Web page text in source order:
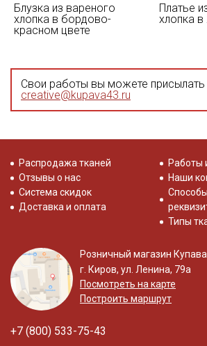
Блузка из вареного
хлопка в бордово-
красном цвете
Платье
хлопка
Свои работы вы можете присылать
creative@kupava43.ru
Распродажа тканей
Отзывы о нас
Система скидок
Доставка и оплата
Работы
Наши
Типы
Розничный магазин Купава
г. Киров, ул. Ленина, 79а
Посмотреть на карте
Построить маршрут
+7 (800) 533-75-43